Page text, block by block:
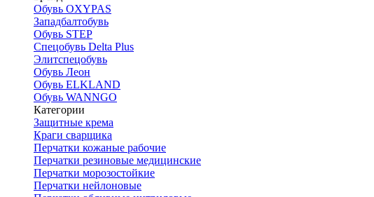
Обувь OXYPAS
Западбалтобувь
Обувь STEP
Спецобувь Delta Plus
Элитспецобувь
Обувь Леон
Обувь ELKLAND
Обувь WANNGO
Категории
Защитные крема
Краги сварщика
Перчатки кожаные рабочие
Перчатки резиновые медицинские
Перчатки морозостойкие
Перчатки нейлоновые